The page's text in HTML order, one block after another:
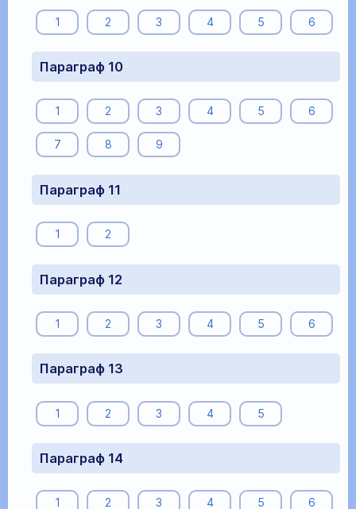
1 2 3 4 5 6
Параграф 10
1 2 3 4 5 6
7 8 9
Параграф 11
1 2
Параграф 12
1 2 3 4 5 6
Параграф 13
1 2 3 4 5
Параграф 14
1 2 3 4 5 6